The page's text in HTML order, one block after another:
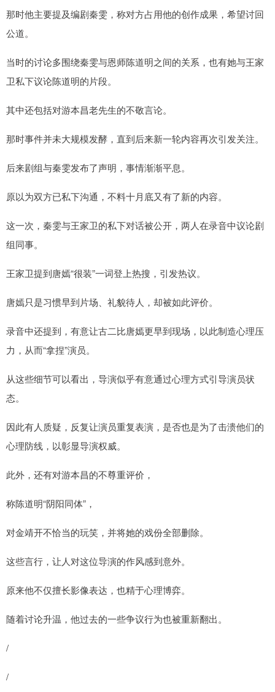
那时他主要提及编剧秦雯，称对方占用他的创作成果，希望讨回
公道。
当时的讨论多围绕秦雯与恩师陈道明之间的关系，也有她与王家
卫私下议论陈道明的片段。
其中还包括对游本昌老先生的不敬言论。
那时事件并未大规模发酵，直到后来新一轮内容再次引发关注。
后来剧组与秦雯发布了声明，事情渐渐平息。
原以为双方已私下沟通，不料十月底又有了新的内容。
这一次，秦雯与王家卫的私下对话被公开，两人在录音中议论剧
组同事。
王家卫提到唐嫣“很装”一词登上热搜，引发热议。
唐嫣只是习惯早到片场、礼貌待人，却被如此评价。
录音中还提到，有意让古二比唐嫣更早到现场，以此制造心理压
力，从而“拿捏”演员。
从这些细节可以看出，导演似乎有意通过心理方式引导演员状
态。
因此有人质疑，反复让演员重复表演，是否也是为了击溃他们的
心理防线，以彰显导演权威。
此外，还有对游本昌的不尊重评价，
称陈道明“阴阳同体”，
对金靖开不恰当的玩笑，并将她的戏份全部删除。
这些言行，让人对这位导演的作风感到意外。
原来他不仅擅长影像表达，也精于心理博弈。
随着讨论升温，他过去的一些争议行为也被重新翻出。
/
/